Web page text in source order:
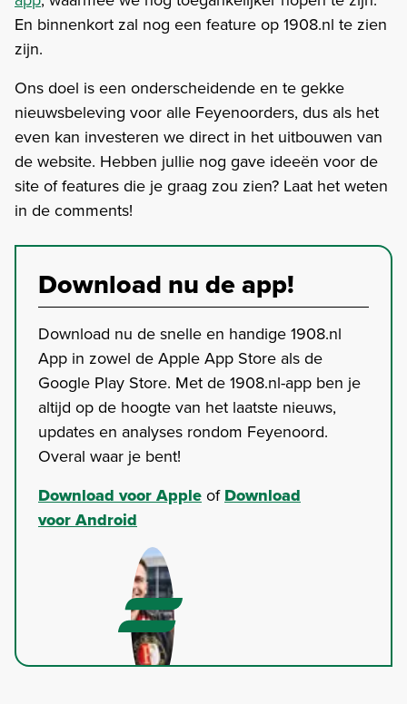
En binnenkort zal nog een feature op 1908.nl te zien
zijn.
Ons doel is een onderscheidende en te gekke
nieuwsbeleving voor alle Feyenoorders, dus als het
even kan investeren we direct in het uitbouwen van
de website. Hebben jullie nog gave ideeën voor de
site of features die je graag zou zien? Laat het weten
in de comments!
Download nu de app!
Download nu de snelle en handige 1908.nl
App in zowel de Apple App Store als de
Google Play Store. Met de 1908.nl-app ben je
altijd op de hoogte van het laatste nieuws,
updates en analyses rondom Feyenoord.
Overal waar je bent!
Download voor AppleofDownload
voor Android